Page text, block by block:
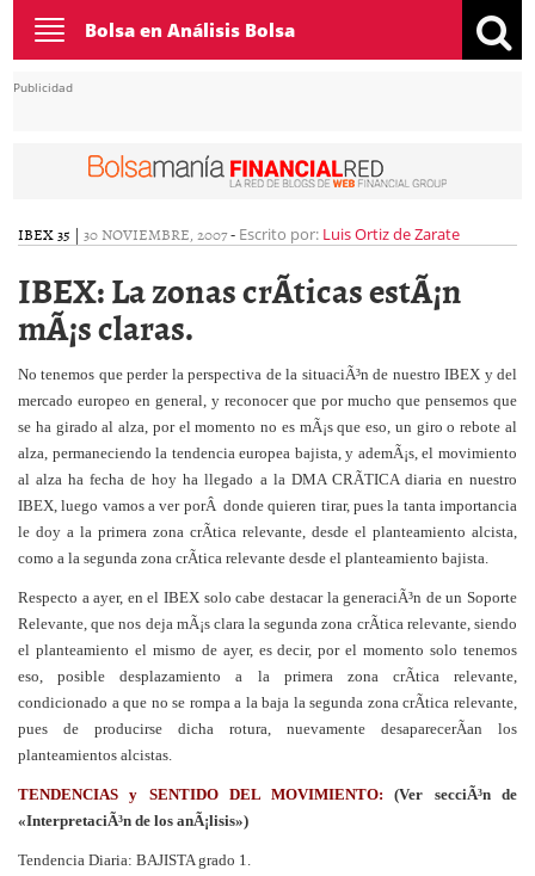
Toggle
navigation
Bolsa en Análisis Bolsa
Publicidad
IBEX 35 | 30 NOVIEMBRE, 2007- Escrito por: Luis Ortiz de Zarate
IBEX: La zonas crÃ­ticas estÃ¡n
mÃ¡s claras.
No tenemos que perder la perspectiva de la situaciÃ³n de nuestro IBEX y del
mercado europeo en general, y reconocer que por mucho que pensemos que
se ha girado al alza, por el momento no es mÃ¡s que eso, un giro o rebote al
alza, permaneciendo la tendencia europea bajista, y ademÃ¡s, el movimiento
al alza ha fecha de hoy ha llegado a la DMA CRÃTICA diaria en nuestro
IBEX, luego vamos a ver porÂ donde quieren tirar, pues la tanta importancia
le doy a la primera zona crÃ­tica relevante, desde el planteamiento alcista,
como a la segunda zona crÃ­tica relevante desde el planteamiento bajista.
Respecto a ayer, en el IBEX solo cabe destacar la generaciÃ³n de un Soporte
Relevante, que nos deja mÃ¡s clara la segunda zona crÃ­tica relevante, siendo
el planteamiento el mismo de ayer, es decir, por el momento solo tenemos
eso, posible desplazamiento a la primera zona crÃ­tica relevante,
condicionado a que no se rompa a la baja la segunda zona crÃ­tica relevante,
pues de producirse dicha rotura, nuevamente desaparecerÃ­an los
planteamientos alcistas.
TENDENCIAS y SENTIDO DEL MOVIMIENTO:(Ver secciÃ³n de
«InterpretaciÃ³n de los anÃ¡lisis»)
Tendencia Diaria: BAJISTA grado 1.